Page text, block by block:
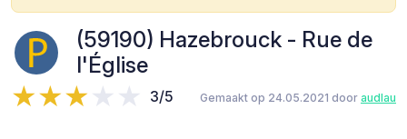
(59190) Hazebrouck - Rue de
l'Église
3/5 Gemaakt op 24.05.2021 door audlau